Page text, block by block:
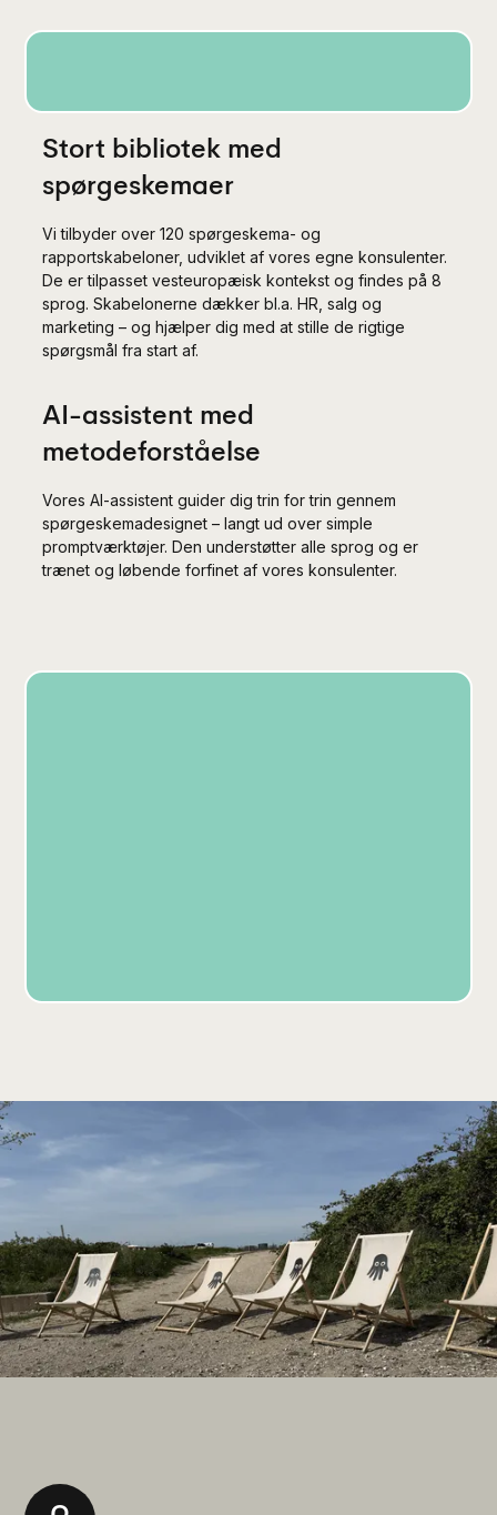
Stort bibliotek med
spørgeskemaer
Vi tilbyder over 120 spørgeskema- og
rapportskabeloner, udviklet af vores egne konsulenter.
De er tilpasset vesteuropæisk kontekst og findes på 8
sprog. Skabelonerne dækker bl.a. HR, salg og
marketing – og hjælper dig med at stille de rigtige
spørgsmål fra start af.
AI-assistent med
metodeforståelse
Vores AI-assistent guider dig trin for trin gennem
spørgeskemadesignet – langt ud over simple
promptværktøjer. Den understøtter alle sprog og er
trænet og løbende forfinet af vores konsulenter.